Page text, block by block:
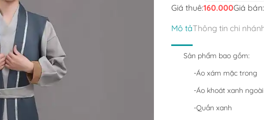
Giá thuê:160.000Giá bán:
Mô tảThông tin chi
Sản phẩm bao gồm:
-Áo xám mặc trong
-Áo khoát xanh ngoài
-Quần xanh